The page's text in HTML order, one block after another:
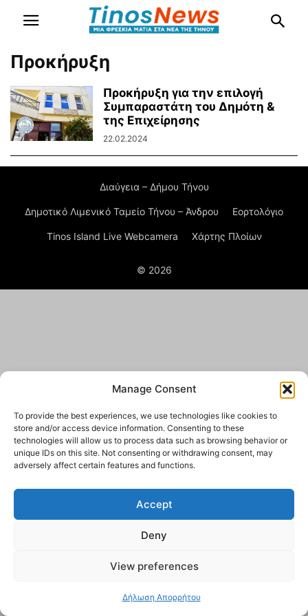
Manage Consent
To provide the best experiences, we use technologies like cookies to
store and/or access device information. Consenting to these
technologies will allow us to process data such as browsing behavior or
unique IDs on this site. Not consenting or withdrawing consent, may
adversely affect certain features and functions.
Accept
Deny
View preferences
Δήλωση Απορρήτου
Προκήρυξη
Προκήρυξη για την επιλογή
Συμπαραστάτη του Δημότη &
της Επιχείρησης
22.02.2024
Διαύγεια – Δήμου Τήνου
Δημοτικό Λιμενικό Ταμείο Τήνου – Άνδρου Εορτολόγιο
Tinos Island Live Webcamera Χάρτης Πλοίων
© 2026